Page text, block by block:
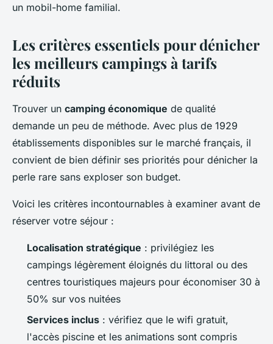
un mobil-home familial.
Les critères essentiels pour dénicher
les meilleurs campings à tarifs
réduits
Trouver un camping économique de qualité
demande un peu de méthode. Avec plus de 1929
établissements disponibles sur le marché français, il
convient de bien définir ses priorités pour dénicher la
perle rare sans exploser son budget.
Voici les critères incontournables à examiner avant de
réserver votre séjour :
Localisation stratégique : privilégiez les
campings légèrement éloignés du littoral ou des
centres touristiques majeurs pour économiser 30 à
50% sur vos nuitées
Services inclus : vérifiez que le wifi gratuit,
l'accès piscine et les animations sont compris